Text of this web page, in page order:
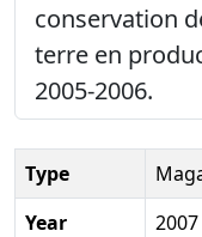
conservation
terre en
2005-2006.
Type
Year
2007